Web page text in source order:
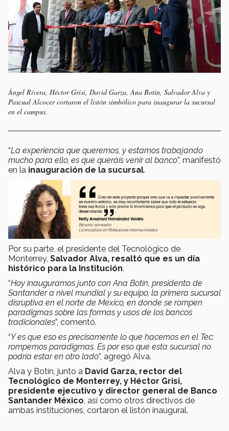
Ángel Rivera, Héctor Grisi, David Garza, Ana Botín, Salvador Alva y
Pascual Alcocer cortaron el listón simbólico para inaugurar la sucursal
en el campus.
“La experiencia que queremos, y estamos trabajando
mucho para ello, es que queráis venir al banco”, manifestó
en la inauguración de la sucursal.
Por su parte, el presidente del Tecnológico de
Monterrey, Salvador Alva, resaltó que es un día
histórico para la Institución.
“Hoy inauguramos junto con Ana Botín, presidenta de
Santander a nivel mundial y su equipo, la primera sucursal
disruptiva en el norte de México, en donde se rompen
paradigmas sobre las formas y usos de los bancos
tradicionales”, comentó.
“Y es que eso es precisamente lo que hacemos en el Tec:
rompemos paradigmas. Es por eso que esta sucursal no
podría estar en otro lado”, agregó Alva.
Alva y Botín, junto a David Garza, rector del
Tecnológico de Monterrey, y Héctor Grisi,
presidente ejecutivo y director general de Banco
Santander México, así como otros directivos de
ambas instituciones, cortaron el listón inaugural.